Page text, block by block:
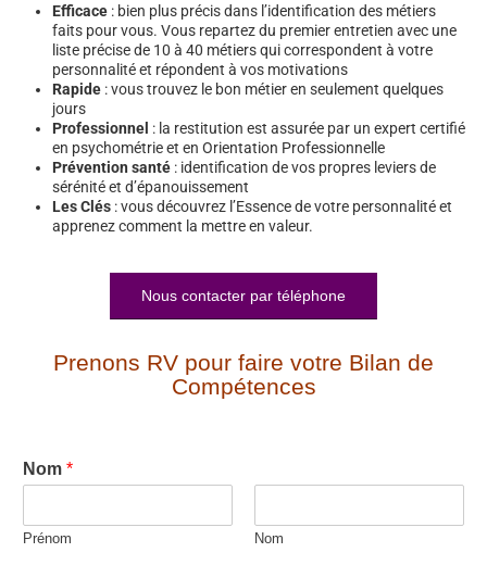
Efficace : bien plus précis dans l’identification des métiers
faits pour vous. Vous repartez du premier entretien avec une
liste précise de 10 à 40 métiers qui correspondent à votre
personnalité et répondent à vos motivations
Rapide : vous trouvez le bon métier en seulement quelques
jours
Professionnel : la restitution est assurée par un expert certifié
en psychométrie et en Orientation Professionnelle
Prévention santé : identification de vos propres leviers de
sérénité et d’épanouissement
Les Clés : vous découvrez l’Essence de votre personnalité et
apprenez comment la mettre en valeur.
Nous contacter par téléphone
Prenons RV pour faire votre Bilan de
Compétences
Nom *
Prénom Nom